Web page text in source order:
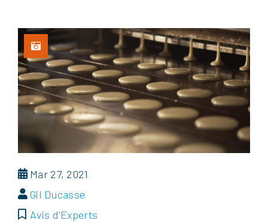
Mar 27, 2021
Gil Ducasse
Avis d'Experts